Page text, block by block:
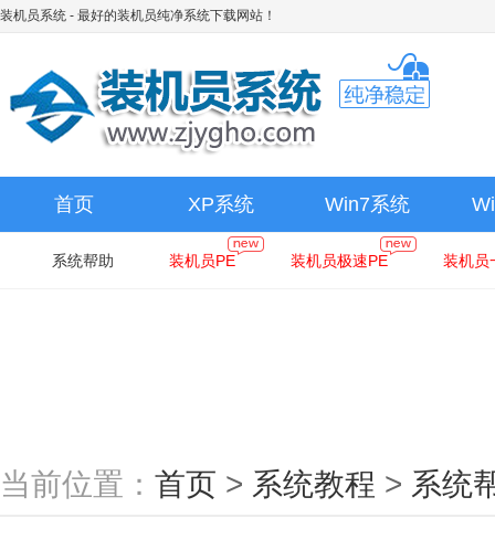
装机员系统 - 最好的装机员纯净系统下载网站！
首页 XP系统 Win7系统
系统帮助 装机员PE 装机员极速PE 装机员
当前位置： 首页 > 系统教程 > 系统